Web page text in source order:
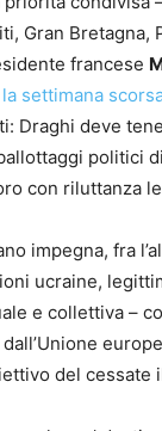
Gran
francese
settimana
Draghi deve
politici
con riluttanza
impegna, fra
ucraine,
e collettiva –
del cessate